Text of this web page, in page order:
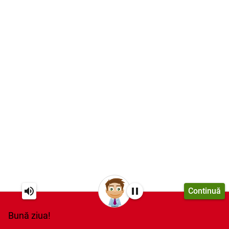
Bună ziua!
Continuă